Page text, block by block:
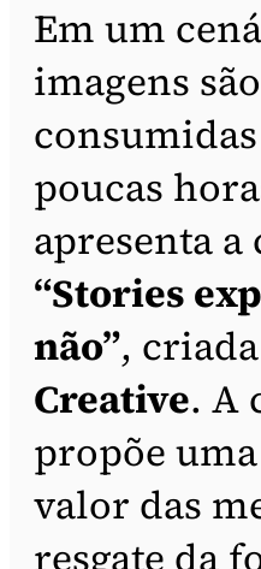
Em um
imagens
poucas
apresenta
“Stories
não”,
Creative. A
propõe
valor das
resgate da